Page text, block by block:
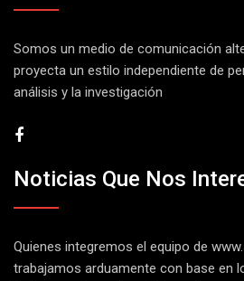
Somos un medio de comunicación
proyecta un estilo independiente de
análisis y la investigación
Noticias Que Nos
Quienes integremos el equipo de
trabajamos arduamente con base en